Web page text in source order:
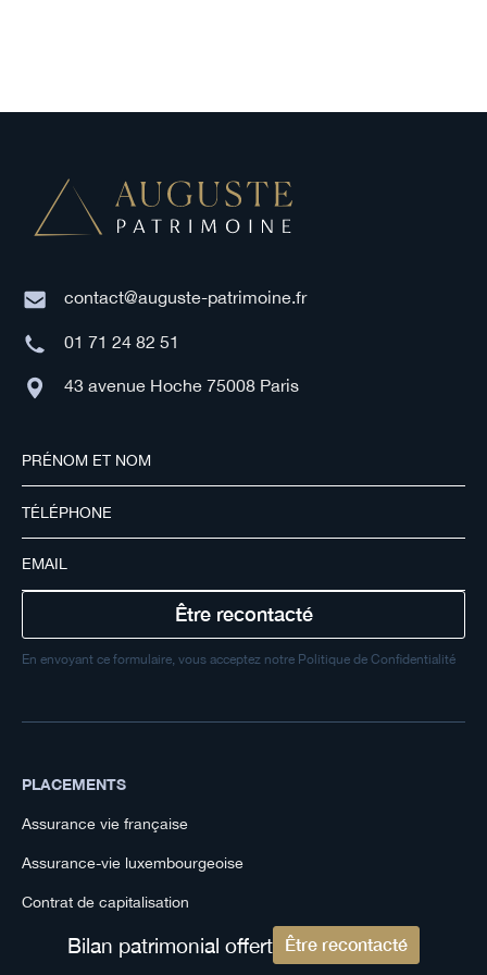
contact@auguste-patrimoine.fr
01 71 24 82 51
43 avenue Hoche 75008 Paris
En envoyant ce formulaire, vous acceptez notre Politique de Confidentialité
PLACEMENTS
Assurance vie française
Assurance-vie luxembourgeoise
Contrat de capitalisation
Contrat de capitalisation luxembourgeois
Bilan patrimonial offert Être recontacté